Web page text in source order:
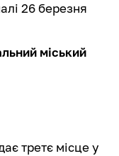
26 березня
міський
третє місце у